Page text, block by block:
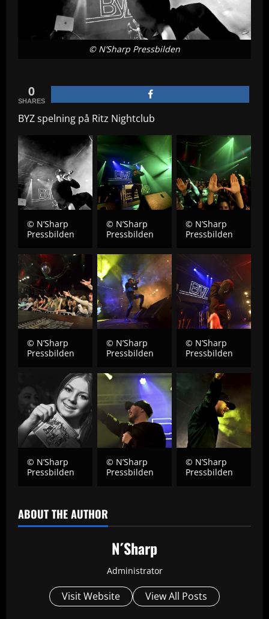
© N’Sharp Pressbilden
0
SHARES
BYZ spelning på Ritz Nightclub
© N’Sharp
Pressbilden
© N’Sharp
Pressbilden
© N’Sharp
Pressbilden
© N’Sharp
Pressbilden
© N’Sharp
Pressbilden
© N’Sharp
Pressbilden
© N’Sharp
Pressbilden
© N’Sharp
Pressbilden
© N’Sharp
Pressbilden
ABOUT THE AUTHOR
N´Sharp
Administrator
Visit Website View All Posts